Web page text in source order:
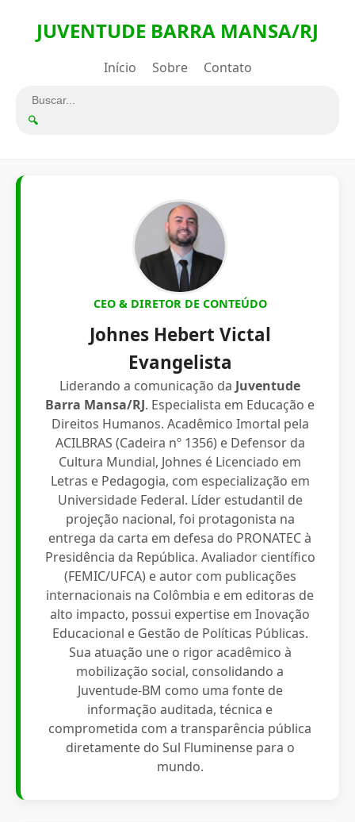
JUVENTUDE BARRA MANSA/RJ
Início Sobre Contato
🔍
CEO & DIRETOR DE CONTEÚDO
Johnes Hebert Victal
Evangelista
Liderando a comunicação da Juventude
Barra Mansa/RJ. Especialista em Educação e
Direitos Humanos. Acadêmico Imortal pela
ACILBRAS (Cadeira nº 1356) e Defensor da
Cultura Mundial, Johnes é Licenciado em
Letras e Pedagogia, com especialização em
Universidade Federal. Líder estudantil de
projeção nacional, foi protagonista na
entrega da carta em defesa do PRONATEC à
Presidência da República. Avaliador científico
(FEMIC/UFCA) e autor com publicações
internacionais na Colômbia e em editoras de
alto impacto, possui expertise em Inovação
Educacional e Gestão de Políticas Públicas.
Sua atuação une o rigor acadêmico à
mobilização social, consolidando a
Juventude-BM como uma fonte de
informação auditada, técnica e
comprometida com a transparência pública
diretamente do Sul Fluminense para o
mundo.